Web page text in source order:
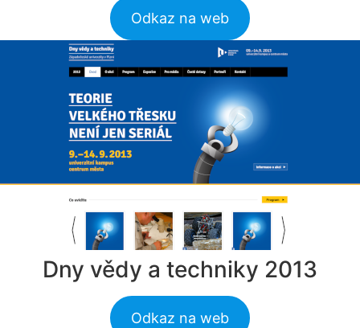
Odkaz na web
Dny vědy a techniky 2013
Odkaz na web